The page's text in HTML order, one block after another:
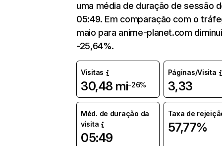
uma média de duração de sessão
05:49. Em comparação com o
maio para anime-planet.com
-25,64%.
Visitas
30,48 mi-26%
Páginas/Visita
3,33
Méd. de duração da
visita
05:49
Taxa de
57,77%